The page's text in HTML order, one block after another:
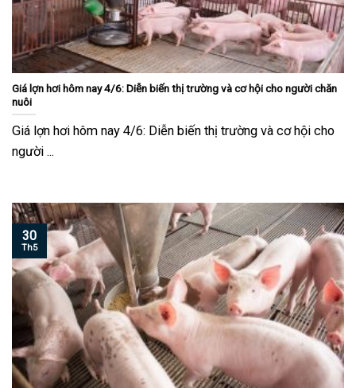
Giá lợn hơi hôm nay 4/6: Diễn biến thị trường và cơ hội cho người chăn
nuôi
Giá lợn hơi hôm nay 4/6: Diễn biến thị trường và cơ hội cho
người ...
30
Th5